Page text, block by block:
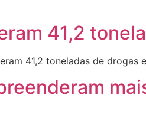
41,2
41,2 toneladas de drogas